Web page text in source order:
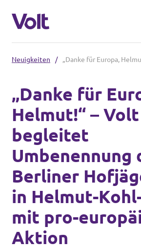
Volt in deinem Bundesland
Volt Deutschland
Programm
Über Volt
Menschen
Neuigkeiten
Unsere Events
Neuigkeiten /
„Danke für
Helmut!“ – Volt
begleitet
Umbenennung
Berliner
in Helmut-
mit pro-
Aktion